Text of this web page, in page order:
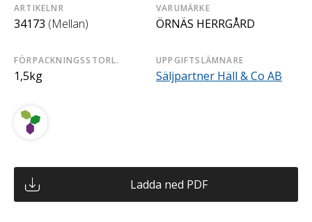
ARTIKELNR
34173 (Mellan)
VARUMÄRKE
ÖRNÄS HERRGÅRD
FÖRPACKNINGSSTORL.
1,5kg
UPPGIFTSLÄMNARE
Säljpartner Häll & Co AB
Ladda ned PDF